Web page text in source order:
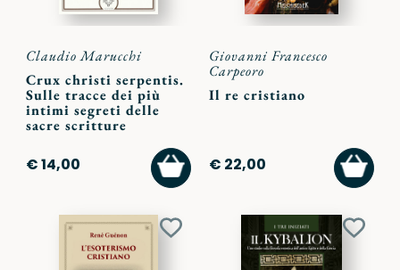
Claudio Marucchi
Crux christi serpentis.
Sulle tracce dei più
intimi segreti delle
sacre scritture
€ 14,00
AGGIUNGI
AL
CARRELLO
Giovanni Francesco
Carpeoro
Il re cristiano
€ 22,00
AL
Aggiungi